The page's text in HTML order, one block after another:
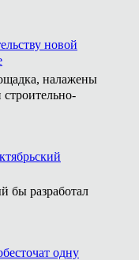
новой
налажены
строительно-
бы разработал
одну